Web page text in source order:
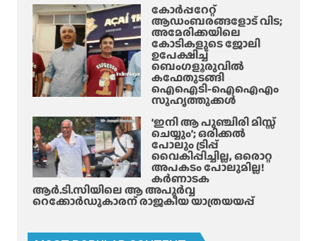
ത
രം
ടം
മൂ
ല
മു
ണ്ടാ
യ
ര
ക
യാ
ത
ക
കോർപ്പറേറ്റ്
ആഡംബരങ്ങളോട് വിട;
അമേരിക്കയിലെ
കോടികളുടെ ജോലി
ഉപേക്ഷിച്ച്
ബെംഗളൂരുവിൽ
കഫേതുടങ്ങി
ഐഐടി-ഐഐഎം
സുഹൃത്തുക്കൾ
‘ഇനി ആ പുഞ്ചിരി മിസ്സ്
ചെയ്യും’; ഒരിക്കൽ
പോലും ട്രിപ്പ്
വൈകിപ്പിച്ചില്ല, ഒരൊറ്റ
അപകടം പോലുമില്ല!
കർണാടക
ആർ.ടി.സിയിലെ ആ അപൂർവ്വ
റെക്കോർഡുകാരന് രാജകീയ യാത്രയയപ്പ്